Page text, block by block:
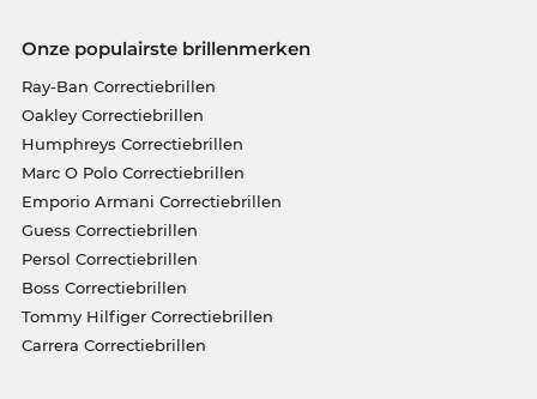
Onze populairste brillenmerken
Ray-Ban Correctiebrillen
Oakley Correctiebrillen
Humphreys Correctiebrillen
Marc O Polo Correctiebrillen
Emporio Armani Correctiebrillen
Guess Correctiebrillen
Persol Correctiebrillen
Boss Correctiebrillen
Tommy Hilfiger Correctiebrillen
Carrera Correctiebrillen